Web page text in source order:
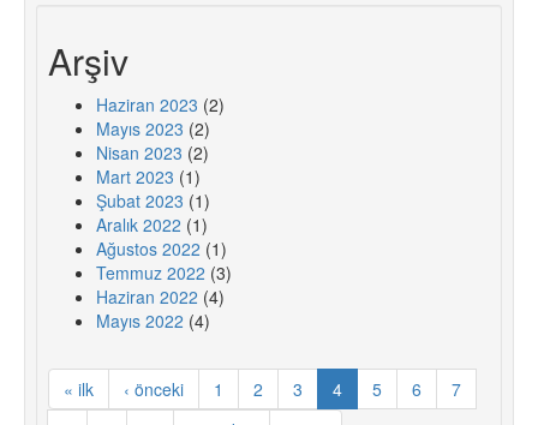
Arşiv
Haziran 2023 (2)
Mayıs 2023 (2)
Nisan 2023 (2)
Mart 2023 (1)
Şubat 2023 (1)
Aralık 2022 (1)
Ağustos 2022 (1)
Temmuz 2022 (3)
Haziran 2022 (4)
Mayıs 2022 (4)
« ilk ‹ önceki 1 2 3 4 5 6
7